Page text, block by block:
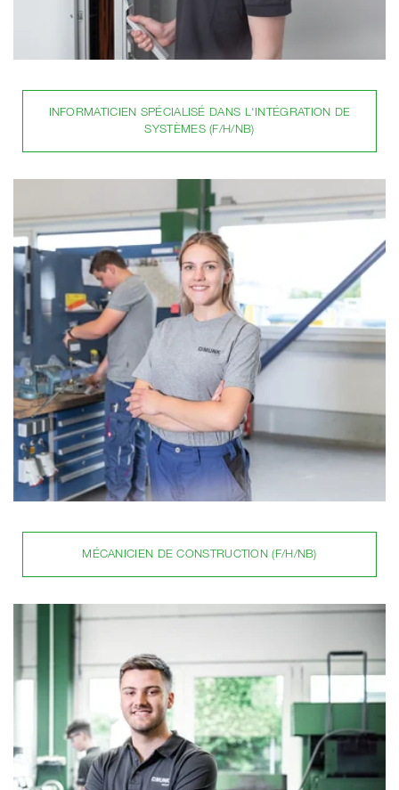
INFORMATICIEN SPÉCIALISÉ DANS L'INTÉGRATION DE
SYSTÈMES (F/H/NB)
MÉCANICIEN DE CONSTRUCTION (F/H/NB)